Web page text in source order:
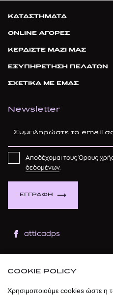
ΚΑΤΑΣΤΗΜΑΤΑ
ONLINE ΑΓΟΡΕΣ
ΚΕΡΔΙΣΤΕ ΜΑΖΙ ΜΑΣ
ΕΞΥΠΗΡΕΤΗΣΗ ΠΕΛΑΤΩΝ
ΣΧΕΤΙΚΑ ΜΕ ΕΜΑΣ
Newsletter
ΕΓΓΡΑΦΗ
Αποδέχομαι τουςΌρους
δεδομένων.
atticadps
atticadps
COOKIE POLICY
Χρησιμοποιούμε cookies ώστε η